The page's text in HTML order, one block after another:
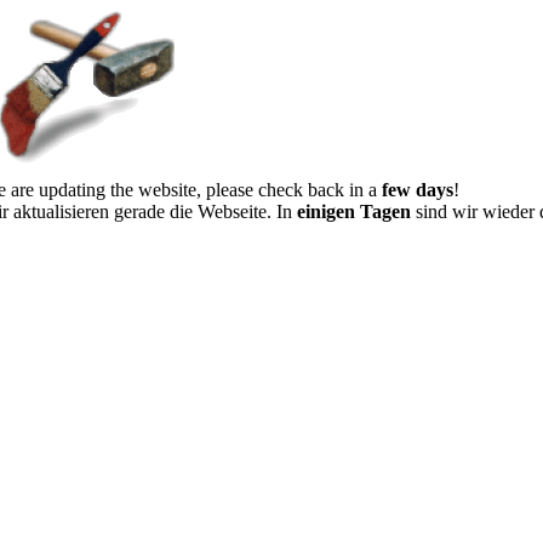
are updating the website, please check back in a few days!
aktualisieren gerade die Webseite. In einigen Tagen sind wir wieder